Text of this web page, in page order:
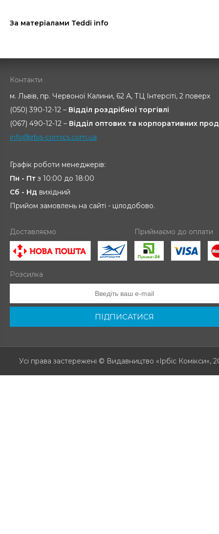
За матеріалами Teddi info
Контакти
м. Львів, пр. Червоної Калини, 62 А, ТЦ Інтерсіті, 2 поверх
(050) 390-12-12 – Відділ роздрібної торгівлі
(067) 490-12-12 – Відділ оптових та корпоративних
info@irbis-comics.com.ua
Графік роботи менеджерів:
Пн - Пт з 10:00 до 18:00
Сб - Нд вихідний
Прийом замовлень на сайті - цілодобово.
Доставляємо Приймаємо до оплати
Розсилка
ПІДПИСАТИСЯ
Усі права застережені © Видавництво «Ірбіс Комікси«,